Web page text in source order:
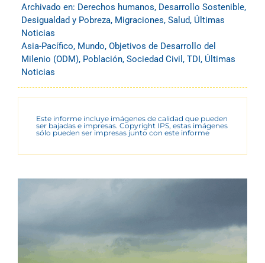
Archivado en: Derechos humanos, Desarrollo Sostenible,
Desigualdad y Pobreza, Migraciones, Salud, Últimas
Noticias
Asia-Pacífico, Mundo, Objetivos de Desarrollo del
Milenio (ODM), Población, Sociedad Civil , TDI, Últimas
Noticias
Este informe incluye imágenes de calidad que pueden
ser bajadas e impresas. Copyright IPS, estas imágenes
sólo pueden ser impresas junto con este informe